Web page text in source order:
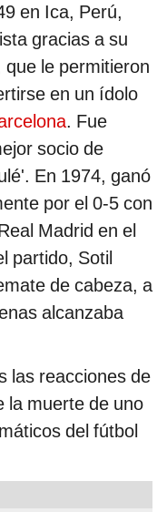
en Ica, Perú,
gracias a su
le permitieron
en un ídolo
. Fue
socio de
En 1974, ganó
por el 0-5 con
Madrid en el
partido, Sotil
de cabeza, a
alcanzaba
las reacciones de
la muerte de uno
del fútbol